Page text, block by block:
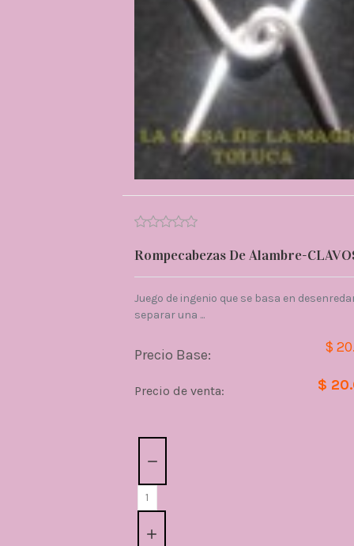
Rompecabezas De Alambre-
Juego de ingenio que se basa en
separar una ...
Precio Base: $
Precio de venta: $